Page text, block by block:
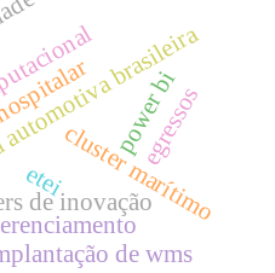
brasileira
cluster marítimo
de inovação
de wms
etei
power bi
egressos